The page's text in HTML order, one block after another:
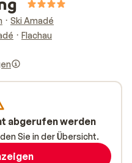
Ski Amadé
Flachau
abgerufen werden
Sie in der Übersicht.